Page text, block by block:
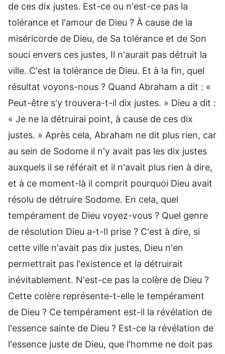
de ces dix justes. Est-ce ou n'est-ce pas la
tolérance et l'amour de Dieu ? À cause de la
miséricorde de Dieu, de Sa tolérance et de Son
souci envers ces justes, Il n'aurait pas détruit la
ville. C'est la tolérance de Dieu. Et à la fin, quel
résultat voyons-nous ? Quand Abraham a dit : «
Peut-être s'y trouvera-t-il dix justes. » Dieu a dit :
« Je ne la détruirai point, à cause de ces dix
justes. » Après cela, Abraham ne dit plus rien, car
au sein de Sodome il n'y avait pas les dix justes
auxquels il se référait et il n'avait plus rien à dire,
et à ce moment-là il comprit pourquoi Dieu avait
résolu de détruire Sodome. En cela, quel
tempérament de Dieu voyez-vous ? Quel genre
de résolution Dieu a-t-Il prise ? C'est à dire, si
cette ville n'avait pas dix justes, Dieu n'en
permettrait pas l'existence et la détruirait
inévitablement. N'est-ce pas la colère de Dieu ?
Cette colère représente-t-elle le tempérament
de Dieu ? Ce tempérament est-il la révélation de
l'essence sainte de Dieu ? Est-ce la révélation de
l'essence juste de Dieu, que l'homme ne doit pas